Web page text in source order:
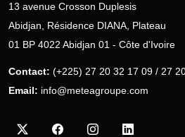
13 avenue Crosson Duplesis
Abidjan, Résidence DIANA, Plateau
01 BP 4022 Abidjan 01 - Côte d'Ivoire
Contact: (+225) 27 20 32 17 09 / 27
Email: info@meteagroupe.com